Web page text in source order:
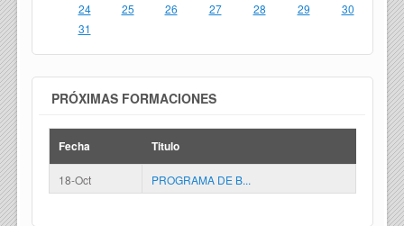
24
25 26 27 28 29
30
31
PRÓXIMAS FORMACIONES
Fecha Titulo
18-Oct PROGRAMA DE B...